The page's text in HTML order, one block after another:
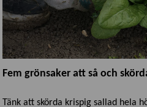
Fem grönsaker att så och
Tänk att skörda krispig sallad hela